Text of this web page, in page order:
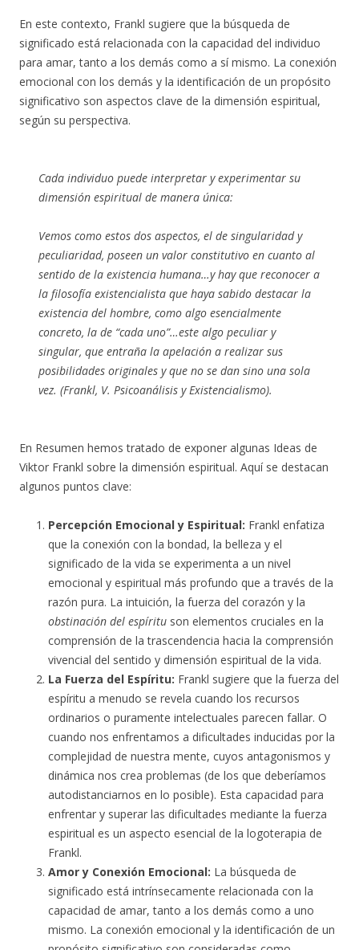
En este contexto, Frankl sugiere que la búsqueda de
significado está relacionada con la capacidad del individuo
para amar, tanto a los demás como a sí mismo. La conexión
emocional con los demás y la identificación de un propósito
significativo son aspectos clave de la dimensión espiritual,
según su perspectiva.
Cada individuo puede interpretar y experimentar su
dimensión espiritual de manera única:
Vemos como estos dos aspectos, el de singularidad y
peculiaridad, poseen un valor constitutivo en cuanto al
sentido de la existencia humana…y hay que reconocer a
la filosofía existencialista que haya sabido destacar la
existencia del hombre, como algo esencialmente
concreto, la de “cada uno”…este algo peculiar y
singular, que entraña la apelación a realizar sus
posibilidades originales y que no se dan sino una sola
vez. (Frankl, V. Psicoanálisis y Existencialismo).
En Resumen hemos tratado de exponer algunas Ideas de
Viktor Frankl sobre la dimensión espiritual. Aquí se destacan
algunos puntos clave:
Percepción Emocional y Espiritual: Frankl enfatiza
que la conexión con la bondad, la belleza y el
significado de la vida se experimenta a un nivel
emocional y espiritual más profundo que a través de la
razón pura. La intuición, la fuerza del corazón y la
obstinación del espíritu son elementos cruciales en la
comprensión de la trascendencia hacia la comprensión
vivencial del sentido y dimensión espiritual de la vida.
La Fuerza del Espíritu: Frankl sugiere que la fuerza del
espíritu a menudo se revela cuando los recursos
ordinarios o puramente intelectuales parecen fallar. O
cuando nos enfrentamos a dificultades inducidas por la
complejidad de nuestra mente, cuyos antagonismos y
dinámica nos crea problemas (de los que deberíamos
autodistanciarnos en lo posible). Esta capacidad para
enfrentar y superar las dificultades mediante la fuerza
espiritual es un aspecto esencial de la logoterapia de
Frankl.
Amor y Conexión Emocional: La búsqueda de
significado está intrínsecamente relacionada con la
capacidad de amar, tanto a los demás como a uno
mismo. La conexión emocional y la identificación de un